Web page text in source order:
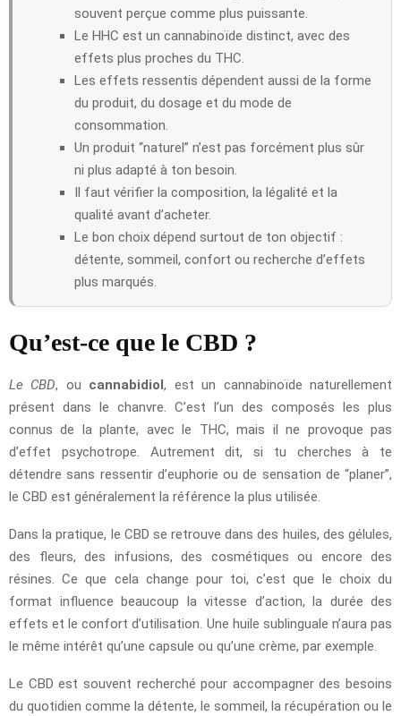
souvent perçue comme plus puissante.
Le HHC est un cannabinoïde distinct, avec des
effets plus proches du THC.
Les effets ressentis dépendent aussi de la forme
du produit, du dosage et du mode de
consommation.
Un produit “naturel” n’est pas forcément plus sûr
ni plus adapté à ton besoin.
Il faut vérifier la composition, la légalité et la
qualité avant d’acheter.
Le bon choix dépend surtout de ton objectif :
détente, sommeil, confort ou recherche d’effets
plus marqués.
Qu’est-ce que le CBD ?
Le CBD, ou cannabidiol, est un cannabinoïde naturellement
présent dans le chanvre. C’est l’un des composés les plus
connus de la plante, avec le THC, mais il ne provoque pas
d’effet psychotrope. Autrement dit, si tu cherches à te
détendre sans ressentir d’euphorie ou de sensation de “planer”,
le CBD est généralement la référence la plus utilisée.
Dans la pratique, le CBD se retrouve dans des huiles, des gélules,
des fleurs, des infusions, des cosmétiques ou encore des
résines. Ce que cela change pour toi, c’est que le choix du
format influence beaucoup la vitesse d’action, la durée des
effets et le confort d’utilisation. Une huile sublinguale n’aura pas
le même intérêt qu’une capsule ou qu’une crème, par exemple.
Le CBD est souvent recherché pour accompagner des besoins
du quotidien comme la détente, le sommeil, la récupération ou le